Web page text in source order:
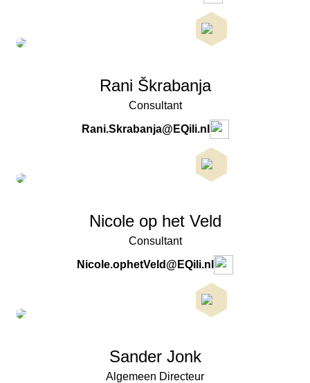
Rani Škrabanja
Consultant
Rani.Skrabanja@EQili.nl
Nicole op het Veld
Consultant
Nicole.ophetVeld@EQili.nl
Sander Jonk
Algemeen Directeur